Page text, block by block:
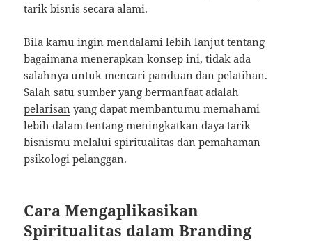
tarik bisnis secara alami.
Bila kamu ingin mendalami lebih lanjut tentang
bagaimana menerapkan konsep ini, tidak ada
salahnya untuk mencari panduan dan pelatihan.
Salah satu sumber yang bermanfaat adalah
pelarisan yang dapat membantumu memahami
lebih dalam tentang meningkatkan daya tarik
bisnismu melalui spiritualitas dan pemahaman
psikologi pelanggan.
Cara Mengaplikasikan
Spiritualitas dalam Branding